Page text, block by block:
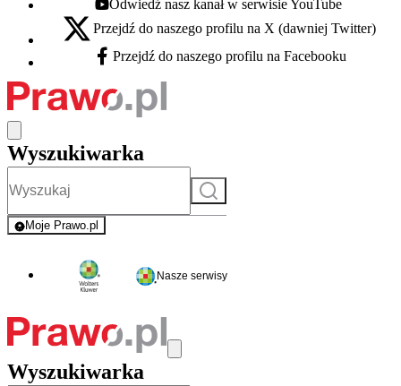
Youtube - otwiera się w nowej karcie
Odwiedź nasz kanał w serwisie YouTube
X - otwiera się w nowej karcie
Przejdź do naszego profilu na X (dawniej Twitter)
Facebook - otwiera się w nowej karcie
Przejdź do naszego profilu na Facebooku
Wyszukiwarka
Szukaj
Moje Prawo.pl
- rejestracja i logowanie do serwisu
Nasze serwisy
Wyszukiwarka